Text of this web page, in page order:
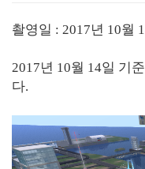
촬영일 : 2017년 10월
2017년 10월 14일 기
다.